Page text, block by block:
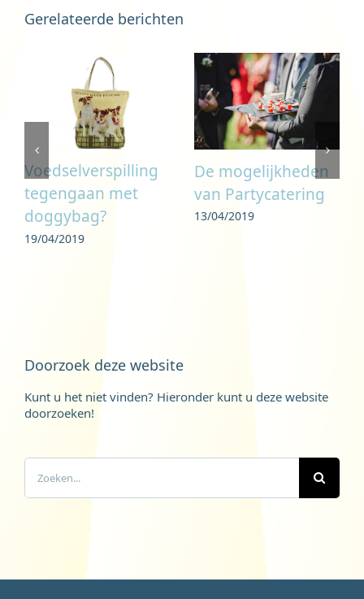
Gerelateerde berichten
Voedselverspilling
tegengaan met
doggybag?
19/04/2019
De mogelijkheden
van Partycatering
13/04/2019
Doorzoek deze website
Kunt u het niet vinden? Hieronder kunt u deze website
doorzoeken!
Zoeken
naar: